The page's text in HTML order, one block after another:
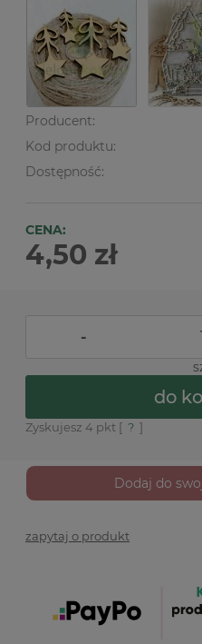
Producent:
Kod produktu:
Dostępność:
CENA:
4,50 zł
-
do
Zyskujesz 4 pkt [ ? ]
Dodaj do
zapytaj o produkt